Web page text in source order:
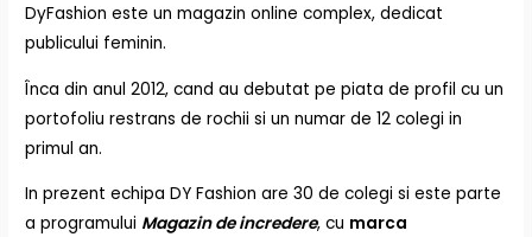
DyFashion este un magazin online complex, dedicat
publicului feminin.
Înca din anul 2012, cand au debutat pe piata de profil cu un
portofoliu restrans de rochii si un numar de 12 colegi in
primul an.
In prezent echipa DY Fashion are 30 de colegi si este parte
a programului Magazin de incredere, cu marca